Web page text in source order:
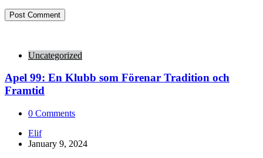
Uncategorized
Apel 99: En Klubb som Förenar Tradition och
Framtid
0 Comments
Posted
by
Elif
January 9, 2024